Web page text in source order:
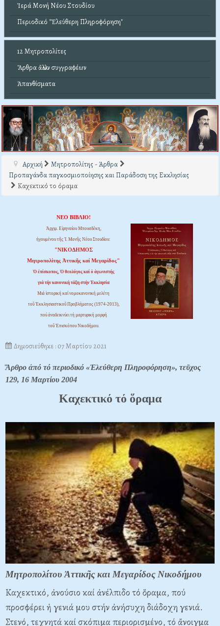
Ἱερά Μονή Νέου Στουδίου
Περιοδικό "Ἐλεύθερη Πληροφόρηση"
12 Μητροπολίτες
Ἄρθρα ἄλλων συγγραφέων
Ἀπανθίσματα
Αρχική
Μητροπολίτης - Άρθρα
Προπαγάνδα παγκοσμιοποίησης και Παράδοση της Εκκλησίας
Καχεκτικό το όραμα
ΝΕΟ ΒΙΒΛΙΟ!
Ἀρχιμ. Εἰρηναίου Μπουσδέκη,
ἡγουμένου τῆς Ἱ. Μονῆς Νέου Στουδίου:
"ΝΙΚΟΔΗΜΟΣ
Μητροπολίτης Ἀττικῆς καί Μεγαρίδος"
Ὁ ἐπίσκοπος, Ὁ θεολόγος καί ὁ ἀγωνιστής
γιά τήν κανονική τάξη στήν Ἐκκλησία
Μιά ἱστορική καί νομοκανονική μελέτη
τοῦ Ἐκκλησιαστικοῦ Προβλήματος (1974-2013),
πού ἀναδεικνύει τή μαρτυρική μορφή
τοῦ Ἐπισκόπου Νικοδήμου.
Δημοσιεύθηκε : 07 Μαρτίου 2021
Ἄρθρο ἀπό τό περιοδικό «Ἐλεύθερη Πληροφόρηση», τεῦχος
129, 16 Μαρτίου 2004
Καχεκτικό τό ὅραμα
Μητροπολίτου Ἀττικῆς και Μεγαρίδος Νικοδήμου
Καχεκτικό, ἀνούσιο καί ἀνέλπιδο τό ὅραμα, πού
προσφέρει ἡ γενιά μου στήν ἀνήσυχη διάδοχη γενιά.
Στενό, τεχνητά καί σκόπιμα περιορισμένο, τό ἄνοιγμα